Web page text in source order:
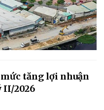
tăng lợi nhuận
II/2026